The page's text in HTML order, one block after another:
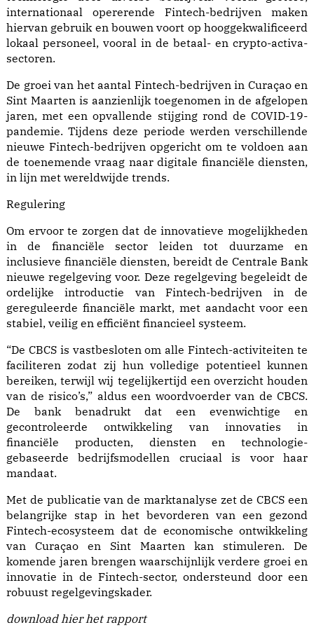
internationaal opererende Fintech-bedrijven maken
hiervan gebruik en bouwen voort op hooggekwalificeerd
lokaal personeel, vooral in de betaal- en crypto-activa-
sectoren.
De groei van het aantal Fintech-bedrijven in Curaçao en
Sint Maarten is aanzienlijk toegenomen in de afgelopen
jaren, met een opvallende stijging rond de COVID-19-
pandemie. Tijdens deze periode werden verschillende
nieuwe Fintech-bedrijven opgericht om te voldoen aan
de toenemende vraag naar digitale financiële diensten,
in lijn met wereldwijde trends.
Regulering
Om ervoor te zorgen dat de innovatieve mogelijkheden
in de financiële sector leiden tot duurzame en
inclusieve financiële diensten, bereidt de Centrale Bank
nieuwe regelgeving voor. Deze regelgeving begeleidt de
ordelijke introductie van Fintech-bedrijven in de
gereguleerde financiële markt, met aandacht voor een
stabiel, veilig en efficiënt financieel systeem.
“De CBCS is vastbesloten om alle Fintech-activiteiten te
faciliteren zodat zij hun volledige potentieel kunnen
bereiken, terwijl wij tegelijkertijd een overzicht houden
van de risico’s,” aldus een woordvoerder van de CBCS.
De bank benadrukt dat een evenwichtige en
gecontroleerde ontwikkeling van innovaties in
financiële producten, diensten en technologie-
gebaseerde bedrijfsmodellen cruciaal is voor haar
mandaat.
Met de publicatie van de marktanalyse zet de CBCS een
belangrijke stap in het bevorderen van een gezond
Fintech-ecosysteem dat de economische ontwikkeling
van Curaçao en Sint Maarten kan stimuleren. De
komende jaren brengen waarschijnlijk verdere groei en
innovatie in de Fintech-sector, ondersteund door een
robuust regelgevingskader.
downloadhierhet rapport